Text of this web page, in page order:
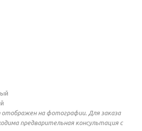
отображен на фотографии. Для заказа
предварительная консультация с